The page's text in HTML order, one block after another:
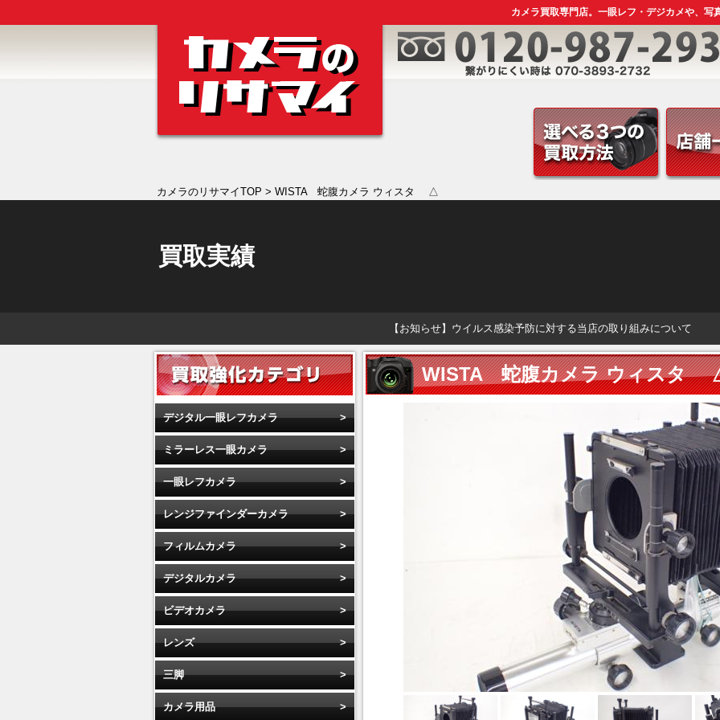
カメラ買取専門店。一眼レフ・デジカメや、
カメラのリサマイTOP > WISTA 蛇腹カメラ ウィスタ △
買取実績
【お知らせ】ウイルス感染予防に対する当店の取り組みについて
WISTA 蛇腹カメラ ウィスタ
デジタル一眼レフカメラ
ミラーレス一眼カメラ
一眼レフカメラ
レンジファインダーカメラ
フィルムカメラ
デジタルカメラ
ビデオカメラ
レンズ
三脚
カメラ用品